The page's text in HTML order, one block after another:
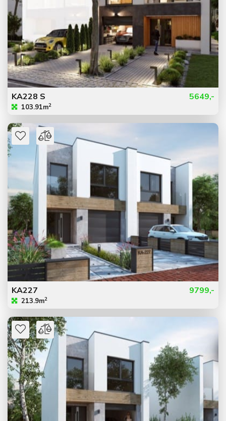
KA228 S
103.91m2
5649,-
KA227
213.9m2
9799,-